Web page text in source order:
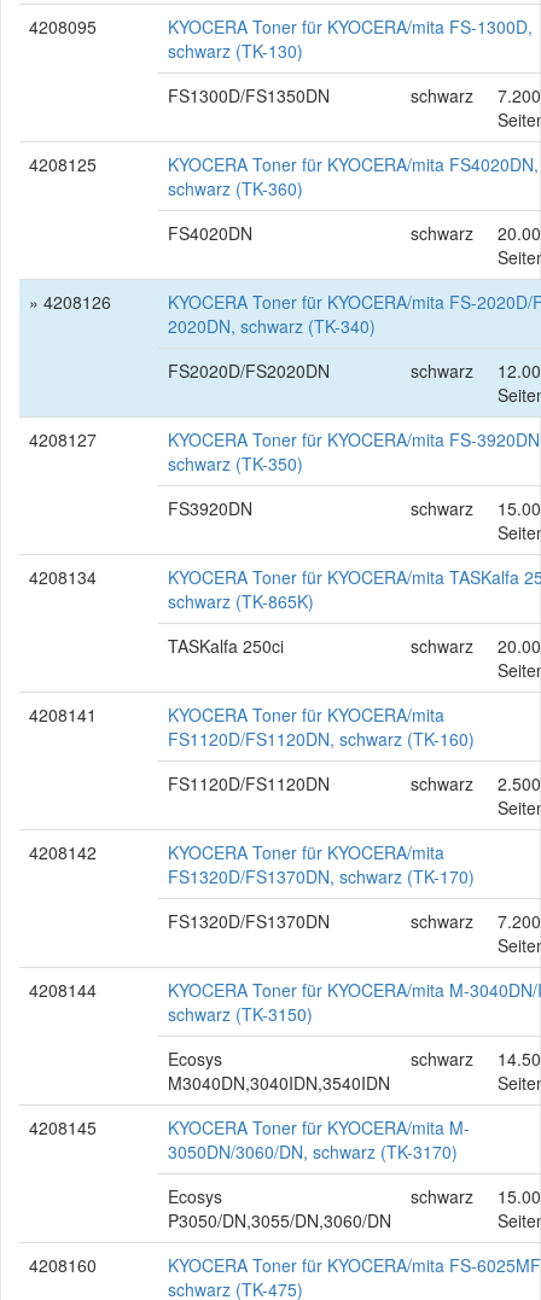
4208095
KYOCERA Toner für KYOCERA/mita FS-1300D,
schwarz (TK-130)
FS1300D/FS1350DN
schwarz
7.200
4208125
KYOCERA Toner für KYOCERA/mita FS4020DN,
schwarz (TK-360)
FS4020DN
schwarz
» 4208126
KYOCERA Toner für KYOCERA/mita FS-2020D/
2020DN, schwarz (TK-340)
FS2020D/FS2020DN
schwarz
4208127
KYOCERA Toner für KYOCERA/mita FS-
schwarz (TK-350)
FS3920DN
schwarz
4208134
KYOCERA Toner für KYOCERA/mita TASKalfa
schwarz (TK-865K)
TASKalfa 250ci
schwarz
4208141
KYOCERA Toner für KYOCERA/mita
FS1120D/FS1120DN, schwarz (TK-160)
FS1120D/FS1120DN
schwarz
2.500
4208142
KYOCERA Toner für KYOCERA/mita
FS1320D/FS1370DN, schwarz (TK-170)
FS1320D/FS1370DN
schwarz
7.200
4208144
KYOCERA Toner für KYOCERA/mita M-
schwarz (TK-3150)
Ecosys
M3040DN,3040IDN,3540IDN
schwarz
4208145
KYOCERA Toner für KYOCERA/mita M-
3050DN/3060/DN, schwarz (TK-3170)
Ecosys
P3050/DN,3055/DN,3060/DN
schwarz
4208160
KYOCERA Toner für KYOCERA/mita FS-
schwarz (TK-475)